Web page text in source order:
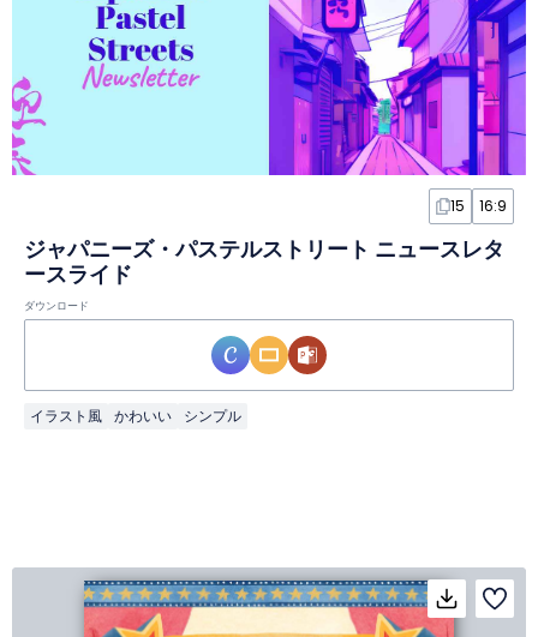
15 16:9
ジャパニーズ・パステルストリート ニュースレタ
ースライド
ダウンロード
イラスト風 かわいい シンプル